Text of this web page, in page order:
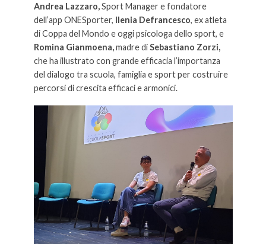
Andrea Lazzaro,Sport Manager e fondatore
dell’app ONESporter, Ilenia Defrancesco, ex atleta
di Coppa del Mondo e oggi psicologa dello sport, e
Romina Gianmoena,madre diSebastiano Zorzi,
che ha illustrato con grande efficacia l’importanza
del dialogo tra scuola, famiglia e sport per costruire
percorsi di crescita efficaci e armonici.